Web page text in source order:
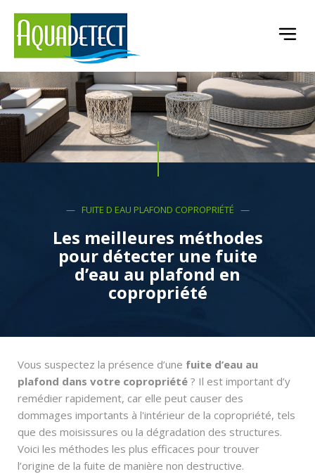
— FUITE D EAU PLAFOND COPROPRIÉTÉ —
Les meilleures méthodes
pour détecter une fuite
d’eau au plafond en
copropriété
Vous suspectez la présence d’une fuite d’eau au
plafond dans votre copropriété ? Il est important d’y
remédier rapidement, car elle peut causer des
dommages importants à l'intérieur de la copropriété, tels
que des moisissures ou la dégradation des structures.
Voici les méthodes les plus efficaces pour trouver
l’origine de la fuite de manière non destructive.